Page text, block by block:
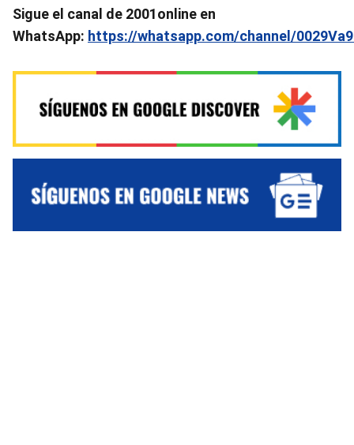
Sigue el canal de 2001online en
WhatsApp: https://whatsapp.com/channel/